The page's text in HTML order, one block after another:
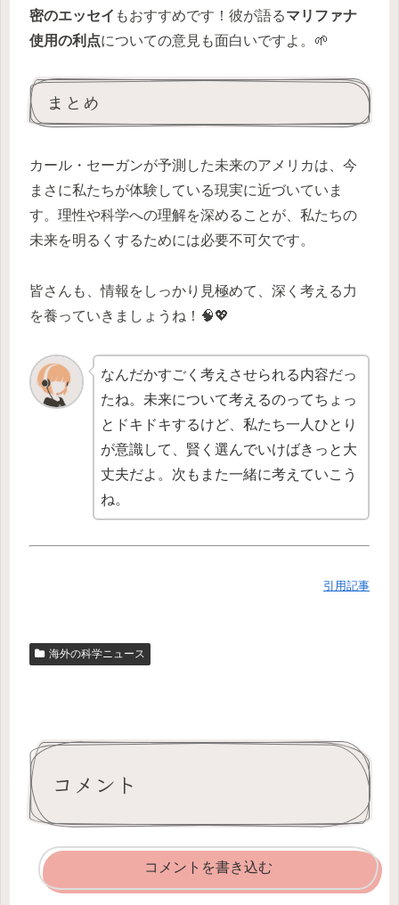
密のエッセイ もおすすめです！彼が語るマリファナ
使用の利点についての意見も面白いですよ。🌱
まとめ
カール・セーガンが予測した未来のアメリカは、今
まさに私たちが体験している現実に近づいていま
す。理性や科学への理解を深めることが、私たちの
未来を明るくするためには必要不可欠です。
皆さんも、情報をしっかり見極めて、深く考える力
を養っていきましょうね！🧠💖
なんだかすごく考えさせられる内容だっ
たね。未来について考えるのってちょっ
とドキドキするけど、私たち一人ひとり
が意識して、賢く選んでいけばきっと大
丈夫だよ。次もまた一緒に考えていこう
ね。
引用記事
海外の科学ニュース
コメント
コメントを書き込む